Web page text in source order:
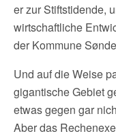
er zur Stiftstidende,
wirtschaftliche
der Kommune
Und auf die Weise
gigantische Gebiet
etwas gegen gar
Aber das